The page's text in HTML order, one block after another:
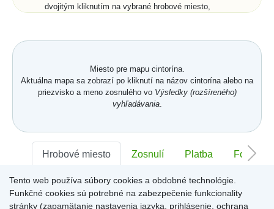
dvojitým kliknutím na vybrané hrobové miesto,
mape, nemusíte vyplniť poleText spomienkyaOd koho,
text nad memoartami, alebo cez ikonu
Miesto pre mapu cintorína.
Aktuálna mapa sa zobrazí po kliknutí na názov cintorína alebo na
priezvisko a meno zosnulého vo Výsledky (rozšíreného)
vyhľadávania.
Hrobové miesto Zosnulí Platba Foto
Sektor:- Rad:- Číslo:-
Tento web používa súbory cookies a obdobné technológie.
Funkčné cookies sú potrebné na zabezpečenie funkcionality
stránky (zapamätanie nastavenia jazyka, prihlásenie, ochrana